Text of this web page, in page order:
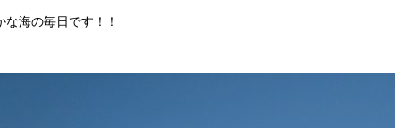
な海の毎日です！！